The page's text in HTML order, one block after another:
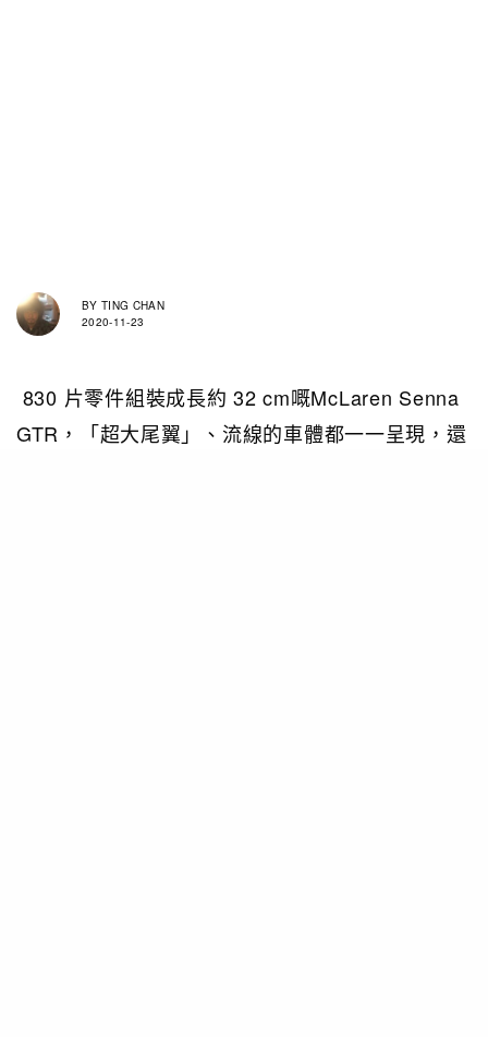
BY TING CHAN
2020-11-23
830 片零件組裝成長約 32 cm嘅McLaren Senna
GTR，「超大尾翼」、流線的車體都一一呈現，還